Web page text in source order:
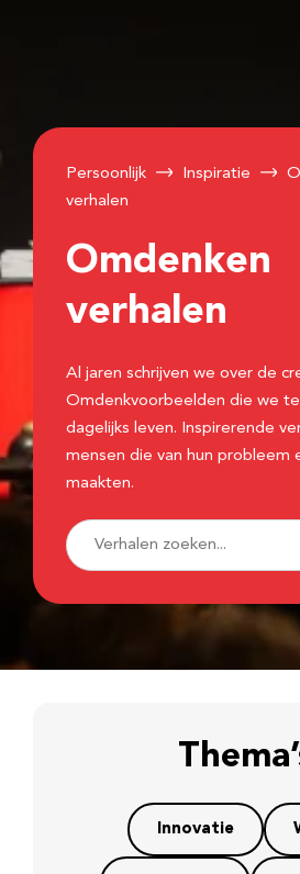
Persoonlijk Inspiratie
verhalen
Omdenken
verhalen
Al jaren schrijven we over de
Omdenkvoorbeelden die we
dagelijks leven. Inspirerende
mensen die van hun probleem
maakten.
Innovatie